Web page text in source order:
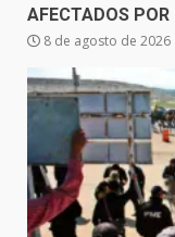
AFECTADOS POR
8 de agosto de 2026